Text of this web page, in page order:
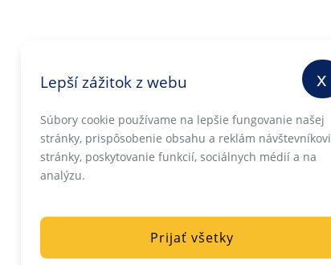
x
Lepší zážitok z webu
Súbory cookie používame na lepšie fungovanie našej
stránky, prispôsobenie obsahu a reklám návštevníkovi
stránky, poskytovanie funkcií, sociálnych médií a na
analýzu.
Prijať všetky